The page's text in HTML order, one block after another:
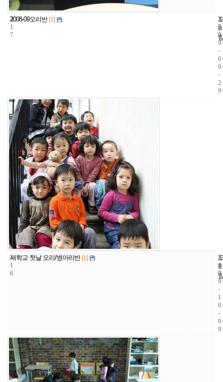
3
1
7
2008-09오리반 [1]
2
5
2
2
0
0
9
-
0
9
-
2
9
3
1
6
새학교 첫날 오리/병아리반 [1]
2
1
9
2
0
0
9
-
1
0
-
0
9